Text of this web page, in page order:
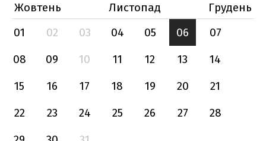
Жовтень
Листопад
Грудень
01
02 03 04 05 06
07
08
09 10 11 12 13
14
15
16 17 18 19 20
21
22
23 24 25 26 27
28